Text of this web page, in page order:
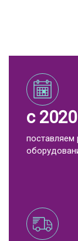
с
поставляем